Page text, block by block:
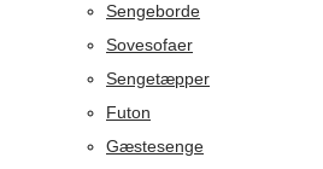
Sengeborde
Sovesofaer
Sengetæpper
Futon
Gæstesenge